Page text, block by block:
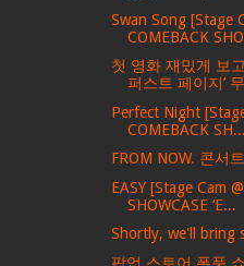
Swan Song [Stage
COMEBACK
첫 영화 재밌게 보
퍼스트 페이지’
Perfect Night
COMEBACK SH...
FROM NOW. 콘서
EASY [Stage Cam
SHOWCASE ‘E...
Shortly, we'll bring
팝업 스토어 폭풍